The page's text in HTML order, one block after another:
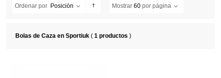
Ordenar por Posición Mostrar 60 por página
Bolas de Caza en Sportiuk (1 productos )